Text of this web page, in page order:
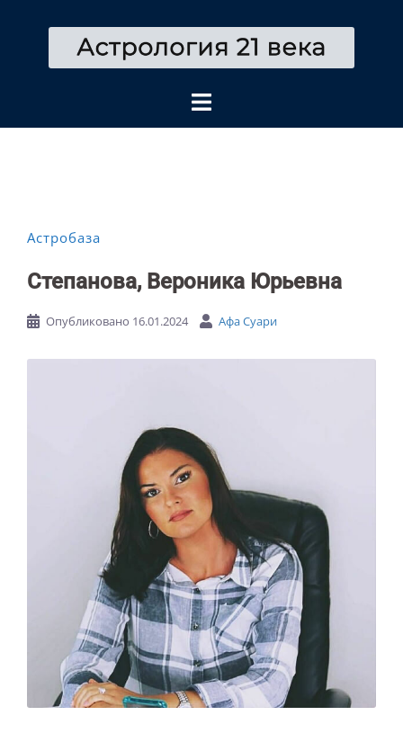
содержимому
Астробаза
Степанова, Вероника Юрьевна
Опубликовано 16.01.2024 Афа Суари